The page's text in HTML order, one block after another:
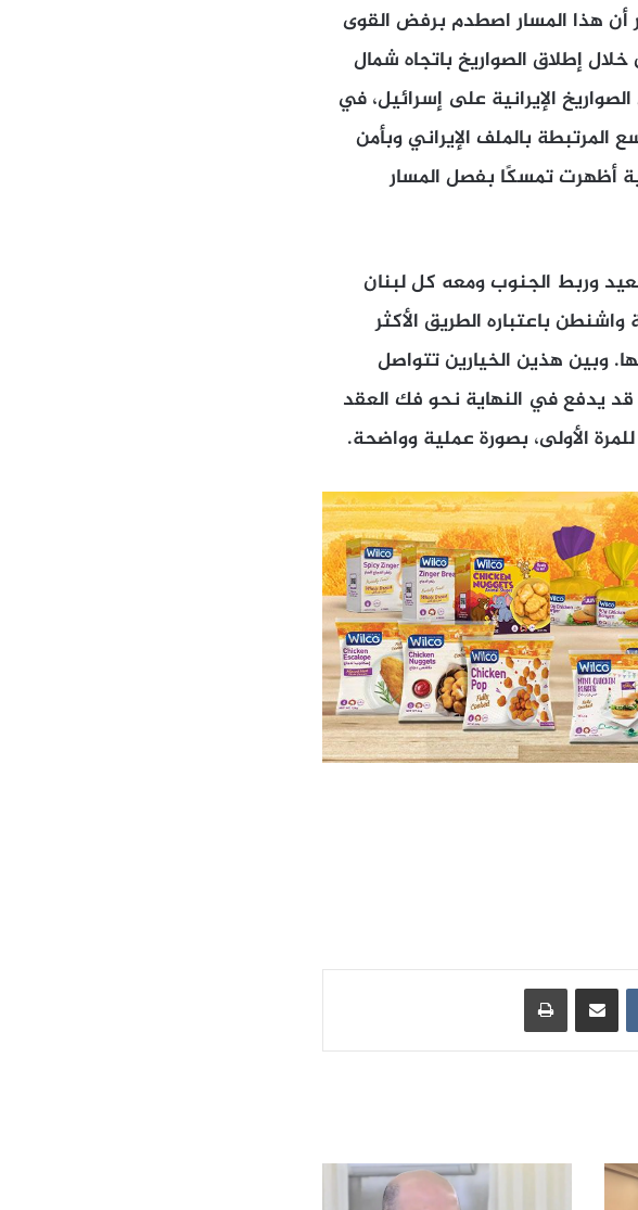
أن هذا المسار اصطدم برفض القوى
إطلاق الصواريخ باتجاه شمال
الإيرانية على إسرائيل، في
المرتبطة بالملف الإيراني وبأمن
أظهرت تمسكًا بفصل المسار
وربط الجنوب ومعه كل لبنان
باعتباره الطريق الأكثر
وبين هذين الخيارين تتواصل
يدفع في النهاية نحو فك العقد
الأولى، بصورة عملية وواضحة.
مشاركة عبر البريد طباعة